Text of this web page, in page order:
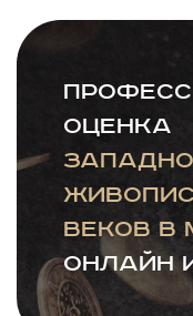
оценка
веков в
онлайн